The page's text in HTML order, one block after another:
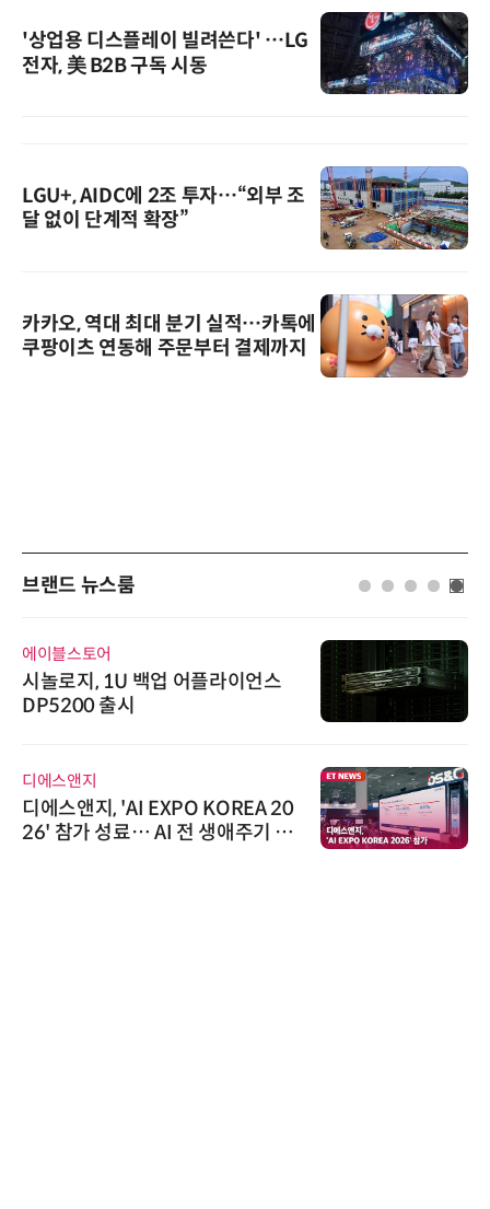
'상업용 디스플레이 빌려쓴다' …LG
전자, 美 B2B 구독 시동
LGU+, AIDC에 2조 투자…“외부 조
달 없이 단계적 확장”
카카오, 역대 최대 분기 실적…카톡에
쿠팡이츠 연동해 주문부터 결제까지
브랜드 뉴스룸
에이블스토어
시놀로지, 1U 백업 어플라이언스
DP5200 출시
디에스앤지
디에스앤지, 'AI EXPO KOREA 20
26' 참가 성료… AI 전 생애주기 아